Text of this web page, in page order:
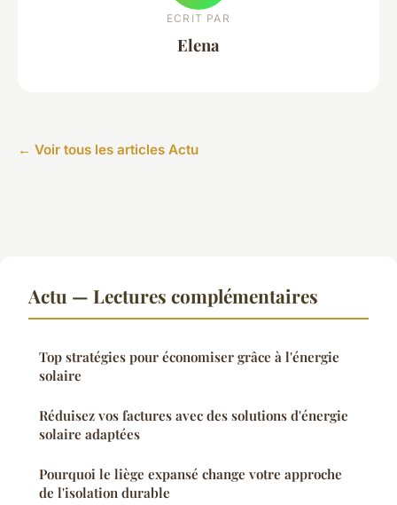
ECRIT PAR
Elena
← Voir tous les articles Actu
Actu — Lectures complémentaires
Top stratégies pour économiser grâce à l'énergie
solaire
Réduisez vos factures avec des solutions d'énergie
solaire adaptées
Pourquoi le liège expansé change votre approche
de l'isolation durable